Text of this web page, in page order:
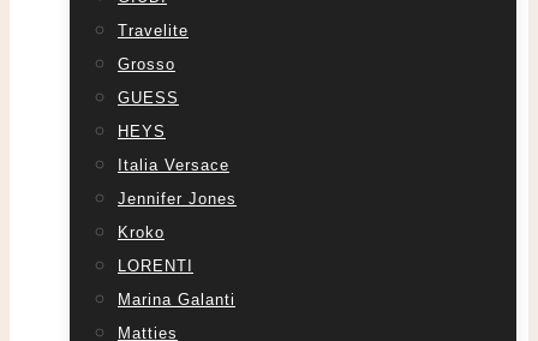
Travelite
Grosso
GUESS
HEYS
Italia Versace
Jennifer Jones
Kroko
LORENTI
Marina Galanti
Matties